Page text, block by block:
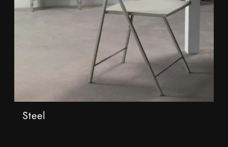
Steel